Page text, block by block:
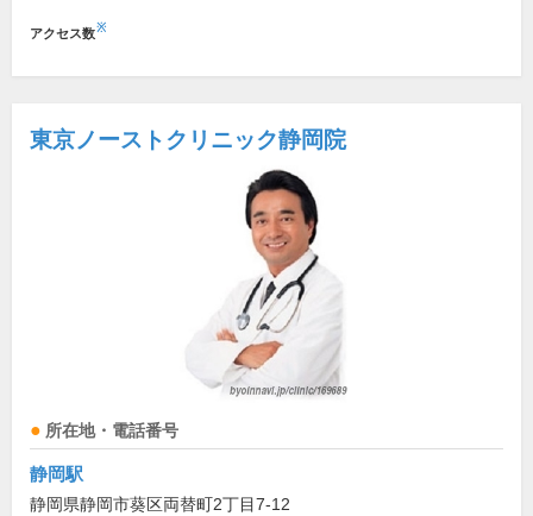
アクセス数※
東京ノーストクリニック静岡院
所在地・電話番号
静岡駅
静岡県静岡市葵区両替町2丁目7-12